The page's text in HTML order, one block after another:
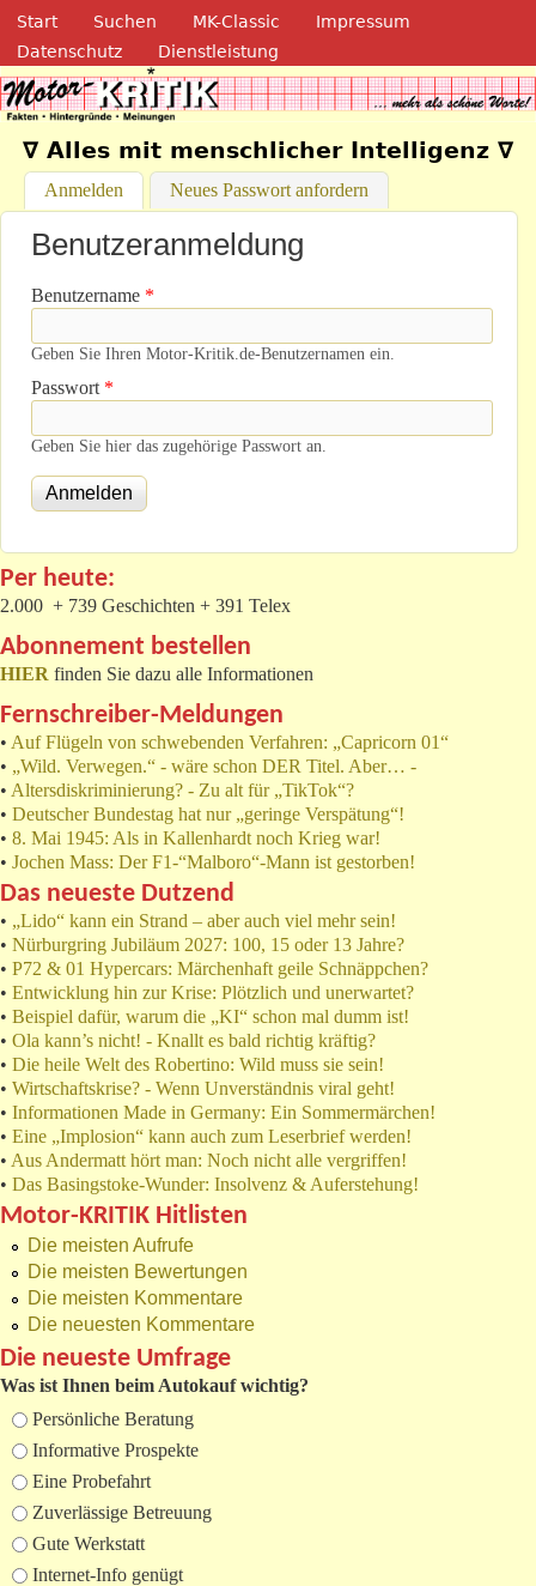
Direkt zum Inhalt
Navigation
Start Suchen MK-Classic
Impressum
Datenschutz
Dienstleistung
Motor-Kritik.de
∇ Alles mit menschlicher Intelligenz ∇
Anmelden (aktiver Reiter)
Neues Passwort anfordern
Benutzeranmeldung
Benutzername *
Geben Sie Ihren Motor-Kritik.de-Benutzernamen ein.
Passwort *
Geben Sie hier das zugehörige Passwort an.
Per heute:
2.000 + 739 Geschichten + 391 Telex
Abonnement bestellen
HIER finden Sie dazu alle Informationen
Fernschreiber-Meldungen
• Auf Flügeln von schwebenden Verfahren: „Capricorn 01“
• „Wild. Verwegen.“ - wäre schon DER Titel. Aber… -
• Altersdiskriminierung? - Zu alt für „TikTok“?
• Deutscher Bundestag hat nur „geringe Verspätung“!
• 8. Mai 1945: Als in Kallenhardt noch Krieg war!
• Jochen Mass: Der F1-“Malboro“-Mann ist gestorben!
Das neueste Dutzend
• „Lido“ kann ein Strand – aber auch viel mehr sein!
• Nürburgring Jubiläum 2027: 100, 15 oder 13 Jahre?
• P72 & 01 Hypercars: Märchenhaft geile Schnäppchen?
• Entwicklung hin zur Krise: Plötzlich und unerwartet?
• Beispiel dafür, warum die „KI“ schon mal dumm ist!
• Ola kann’s nicht! - Knallt es bald richtig kräftig?
• Die heile Welt des Robertino: Wild muss sie sein!
• Wirtschaftskrise? - Wenn Unverständnis viral geht!
• Informationen Made in Germany: Ein Sommermärchen!
• Eine „Implosion“ kann auch zum Leserbrief werden!
• Aus Andermatt hört man: Noch nicht alle vergriffen!
• Das Basingstoke-Wunder: Insolvenz & Auferstehung!
Motor-KRITIK Hitlisten
Die meisten Aufrufe
Die meisten Bewertungen
Die meisten Kommentare
Die neuesten Kommentare
Die neueste Umfrage
Was ist Ihnen beim Autokauf wichtig?
Auswahlmöglichkeiten
Persönliche Beratung
Informative Prospekte
Eine Probefahrt
Zuverlässige Betreuung
Gute Werkstatt
Internet-Info genügt